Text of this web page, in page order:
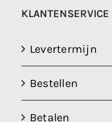
KLANTENSERVICE
Levertermijn
Bestellen
Betalen